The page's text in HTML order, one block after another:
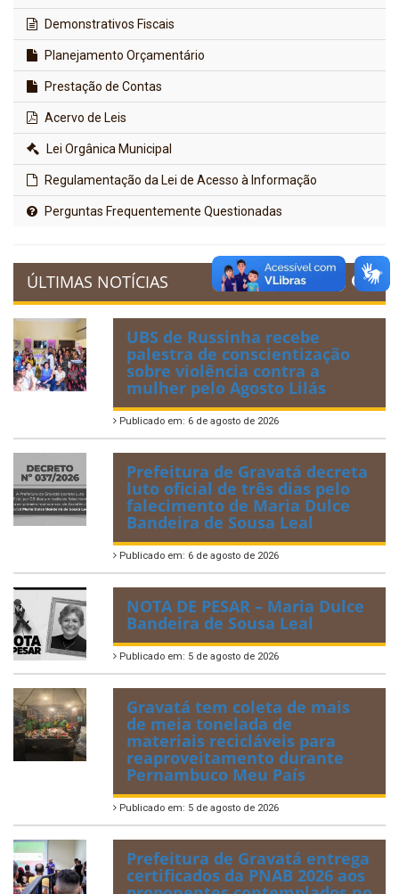
Demonstrativos Fiscais
Planejamento Orçamentário
Prestação de Contas
Acervo de Leis
Lei Orgânica Municipal
Regulamentação da Lei de Acesso à Informação
Perguntas Frequentemente Questionadas
ÚLTIMAS NOTÍCIAS
UBS de Russinha recebe
palestra de conscientização
sobre violência contra a
mulher pelo Agosto Lilás
Publicado em: 6 de agosto de 2026
Prefeitura de Gravatá decreta
luto oficial de três dias pelo
falecimento de Maria Dulce
Bandeira de Sousa Leal
Publicado em: 6 de agosto de 2026
NOTA DE PESAR – Maria Dulce
Bandeira de Sousa Leal
Publicado em: 5 de agosto de 2026
Gravatá tem coleta de mais
de meia tonelada de
materiais recicláveis para
reaproveitamento durante
Pernambuco Meu País
Publicado em: 5 de agosto de 2026
Prefeitura de Gravatá entrega
certificados da PNAB 2026 aos